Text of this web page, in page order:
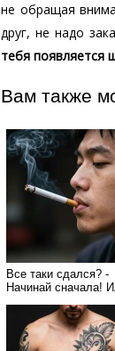
не обращая
друг, не надо
тебя появляется
Вам также
Все таки сдался? -
Начинай сначала!
после срыва